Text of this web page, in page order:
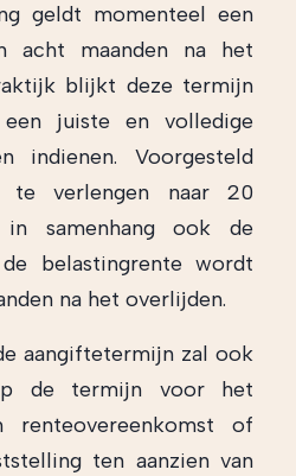
geldt momenteel een
acht maanden na het
blijkt deze termijn
juiste en volledige
indienen. Voorgesteld
verlengen naar 20
in samenhang ook de
belastingrente wordt
na het overlijden.
aangiftetermijn zal ook
de termijn voor het
renteovereenkomst of
ten aanzien van